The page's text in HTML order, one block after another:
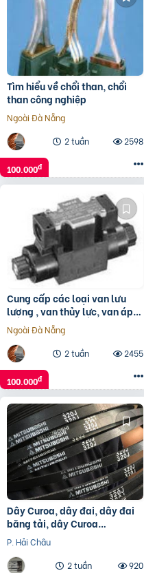
Tìm hiểu về chổi than, chổi
than công nghiệp
Ngoài Đà Nẵng
2 tuần
2598
100.000đ
Cung cấp các loại van lưu
lượng , van thủy lực, van áp
lực, van điều khí, van giảm
áp, van cân bằng
Ngoài Đà Nẵng
2 tuần
2455
100.000đ
Dây Curoa, dây đai, dây đai
băng tải, dây Curoa
Megadyne
P. Hải Châu
2 tuần
920